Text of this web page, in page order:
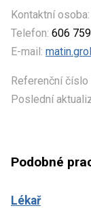
Kontaktní osoba:
Telefon: 606
E-mail:
Referenční číslo
Poslední
Podobné
Lékař